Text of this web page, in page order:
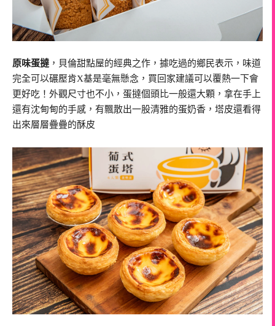
原味蛋撻 ，貝倫甜點屋的經典之作，據吃過的鄉民表示，味道
完全可以碾壓肯X基是毫無懸念，買回家建議可以覆熱一下會
更好吃！外觀尺寸也不小，蛋撻個頭比一般還大顆，拿在手上
還有沈甸甸的手感，有飄散出一股清雅的蛋奶香，塔皮還看得
出來層層疊疊的酥皮